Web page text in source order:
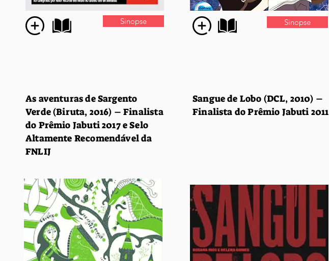
Sinopse Sinopse
As aventuras de Sargento
Verde (Biruta, 2016) – Finalista
do Prêmio Jabuti 2017 e Selo
Altamente Recomendável da
FNLIJ
Sangue de Lobo (DCL, 2010) –
Finalista do Prêmio Jabuti 2011